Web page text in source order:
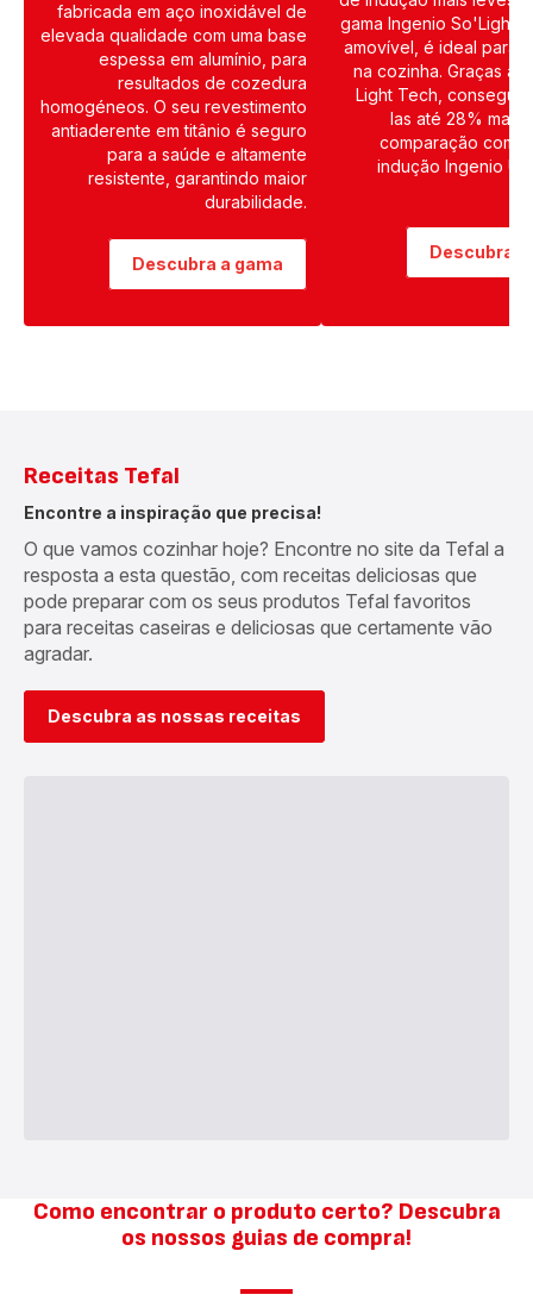
fabricada em aço inoxidável de
elevada qualidade com uma base
espessa em alumínio, para
resultados de cozedura
homogéneos. O seu revestimento
antiaderente em titânio é seguro
para a saúde e altamente
resistente, garantindo maior
durabilidade.
Descubra a gama
gama Ingenio So'Light,
amovível, é ideal para
na cozinha. Graças à
Light Tech,
las até 28% mais
comparação com
indução Ingenio
Descubra a
Receitas Tefal
Encontre a inspiração que precisa!
O que vamos cozinhar hoje? Encontre no site da Tefal a
resposta a esta questão, com receitas deliciosas que
pode preparar com os seus produtos Tefal favoritos
para receitas caseiras e deliciosas que certamente vão
agradar.
Descubra as nossas receitas
Como encontrar o produto certo? Descubra
os nossos guias de compra!